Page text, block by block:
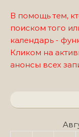
В помощь тем,
поиском того
календарь -
Кликом на
анонсы всех